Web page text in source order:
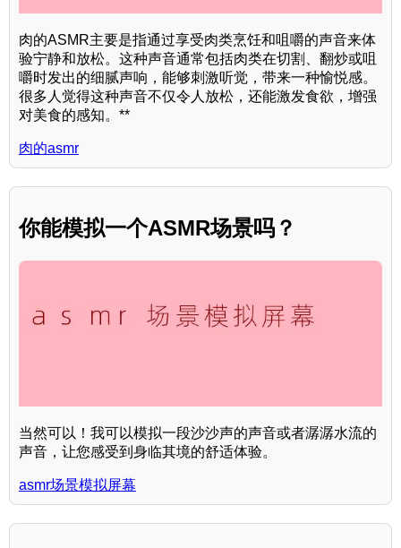
肉的ASMR主要是指通过享受肉类烹饪和咀嚼的声音来体
验宁静和放松。这种声音通常包括肉类在切割、翻炒或咀
嚼时发出的细腻声响，能够刺激听觉，带来一种愉悦感。
很多人觉得这种声音不仅令人放松，还能激发食欲，增强
对美食的感知。**
肉的asmr
你能模拟一个ASMR场景吗？
当然可以！我可以模拟一段沙沙声的声音或者潺潺水流的
声音，让您感受到身临其境的舒适体验。
asmr场景模拟屏幕